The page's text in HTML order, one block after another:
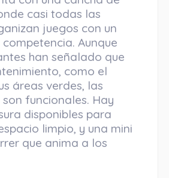
casi todas las
juegos con un
Aunque
han señalado que
como el
áreas verdes, las
funcionales. Hay
disponibles para
limpio, y una mini
que anima a los